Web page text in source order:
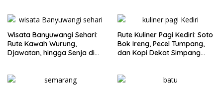
Wisata Banyuwangi Sehari:
Rute Kawah Wurung,
Djawatan, hingga Senja di
Rute Kuliner Pagi Kediri: Soto
Bok Ireng, Pecel Tumpang,
dan Kopi Dekat Simpang